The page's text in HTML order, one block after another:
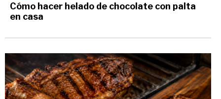
Cómo hacer helado de chocolate con palta
en casa